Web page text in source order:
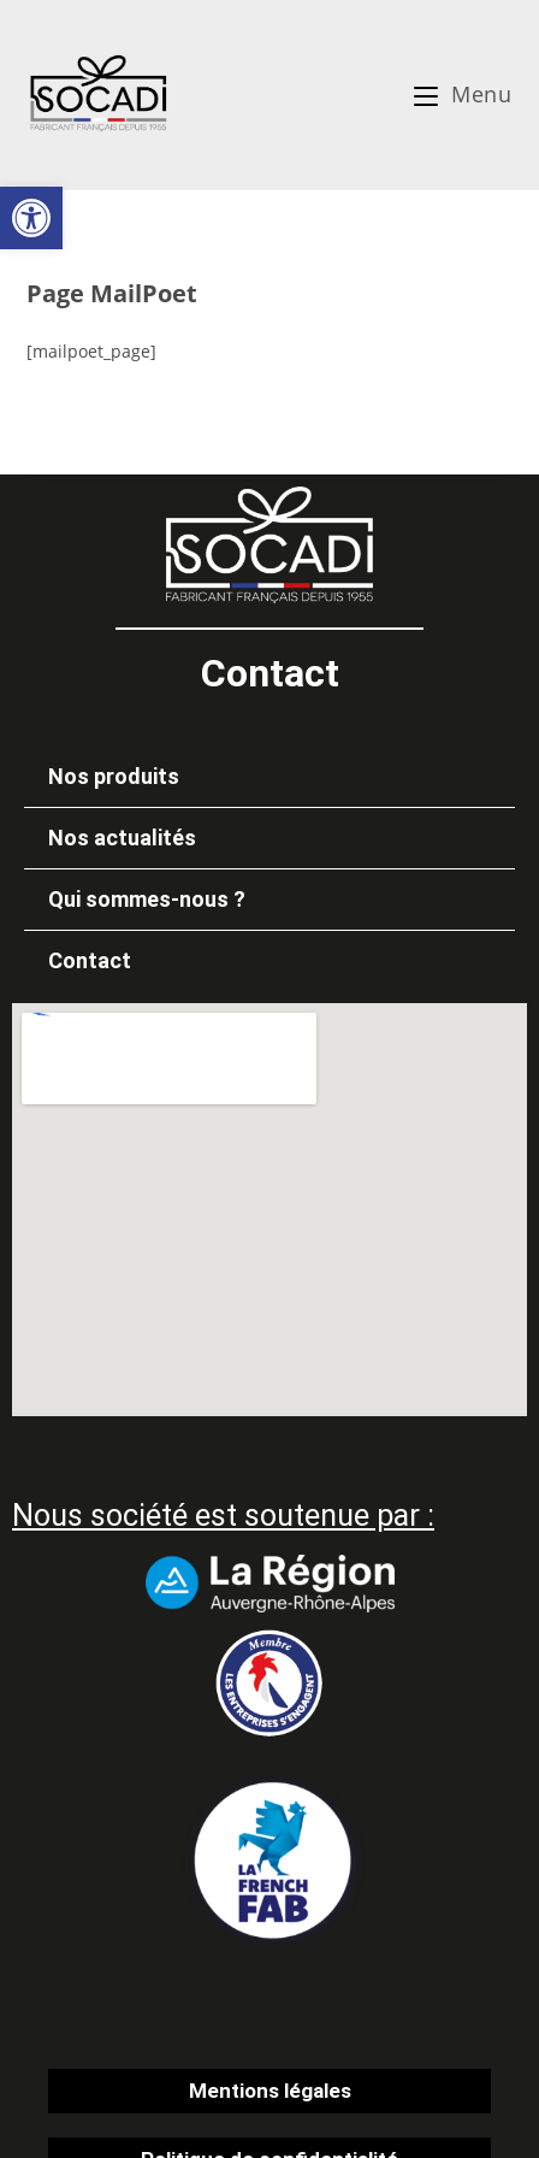
Menu
Page MailPoet
[mailpoet_page]
Contact
Nos produits
Nos actualités
Qui sommes-nous ?
Contact
Nous société est soutenue par :
Mentions légales
Ouvrir la barre d’outils